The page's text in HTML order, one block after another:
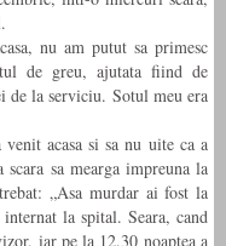
nu am putut sa primesc
de greu, ajutata fiind de
de la serviciu. Sotul meu era
acasa si sa nu uite ca a
sa mearga impreuna la
„Asa murdar ai fost la
la spital. Seara, cand
iar pe la 12.30 noaptea a